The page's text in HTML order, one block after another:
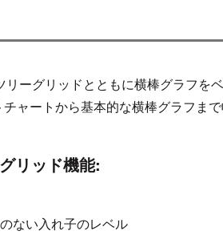
ーグリッドとともに横棒グラフを
ャートから基本的な横棒グラフま
リッド機能:
ない入れ子のレベル